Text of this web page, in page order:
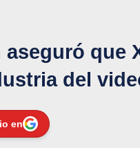
aseguró que
del
en